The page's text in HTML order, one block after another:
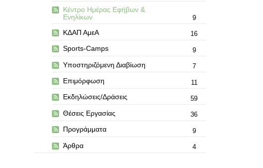
Κέντρο Ημέρας Εφήβων &
Ενηλίκων
9
ΚΔΑΠ ΑμεΑ 16
Sports-Camps 9
Υποστηριζόμενη Διαβίωση 7
Επιμόρφωση 11
Εκδηλώσεις/Δράσεις 59
Θέσεις Εργασίας 36
Προγράμματα 9
Άρθρα 4